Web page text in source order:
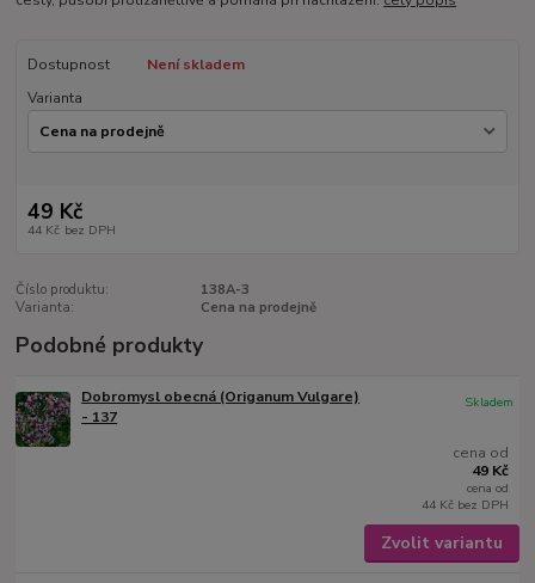
Dostupnost
Není skladem
Varianta
49 Kč
44 Kč bez DPH
Číslo produktu:
138A-3
Varianta:
Cena na prodejně
Podobné produkty
Dobromysl obecná (Origanum Vulgare)
- 137
cena od
49 Kč
cena od
44 Kč bez DPH
Skladem
Zvolit variantu